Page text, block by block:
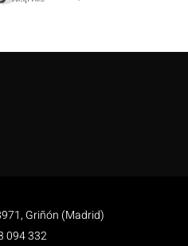
Griñón (Madrid)
094 332